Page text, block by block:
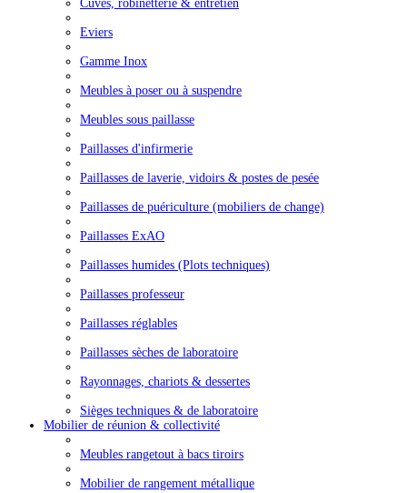
Cuves, robinetterie & entretien
Eviers
Gamme Inox
Meubles à poser ou à suspendre
Meubles sous paillasse
Paillasses d'infirmerie
Paillasses de laverie, vidoirs & postes de pesée
Paillasses de puériculture (mobiliers de change)
Paillasses ExAO
Paillasses humides (Plots techniques)
Paillasses professeur
Paillasses réglables
Paillasses sèches de laboratoire
Rayonnages, chariots & dessertes
Sièges techniques & de laboratoire
Mobilier de réunion & collectivité
Meubles rangetout à bacs tiroirs
Mobilier de rangement métallique